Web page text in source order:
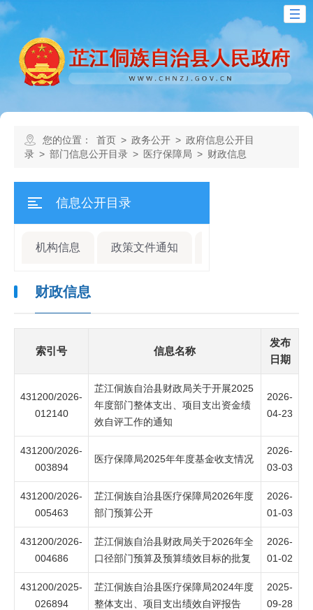
您的位置： 首页 > 政务公开 > 政府信息公开目
录 > 部门信息公开目录 > 医疗保障局 > 财政信息
信息公开目录
机构信息 政策文件通知
财政信息
索引号 信息名称
发布
日期
431200/2026-
012140
芷江侗族自治县财政局关于开展2025
年度部门整体支出、项目支出资金绩
效自评工作的通知
2026-
04-23
431200/2026-
003894
医疗保障局2025年年度基金收支情况
2026-
03-03
431200/2026-
005463
芷江侗族自治县医疗保障局2026年度
部门预算公开
2026-
01-03
431200/2026-
004686
芷江侗族自治县财政局关于2026年全
口径部门预算及预算绩效目标的批复
2026-
01-02
431200/2025-
026894
芷江侗族自治县医疗保障局2024年度
整体支出、项目支出绩效自评报告
2025-
09-28